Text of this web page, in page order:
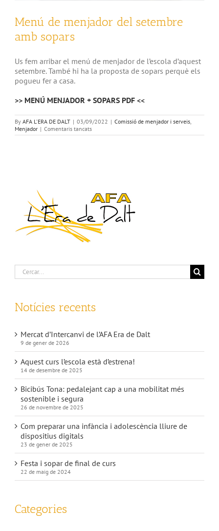
Menú de menjador del setembre
amb sopars
Us fem arribar el menú de menjador de l’escola d’aquest
setembre. També hi ha la proposta de sopars perquè els
pogueu fer a casa.
>> MENÚ MENJADOR + SOPARS PDF <<
By AFA L'ERA DE DALT | 03/09/2022 | Comissió de menjador i serveis,
Menjador | Comentaris tancatsa
Menú
Cerca
…
Notícies recents
Mercat d’Intercanvi de l’AFA Era de Dalt
9 de gener de 2026
Aquest curs l’escola està d’estrena!
14 de desembre de 2025
Bicibús Tona: pedalejant cap a una mobilitat més
sostenible i segura
26 de novembre de 2025
Com preparar una infància i adolescència lliure de
dispositius digitals
23 de gener de 2025
Festa i sopar de final de curs
22 de maig de 2024
Categories